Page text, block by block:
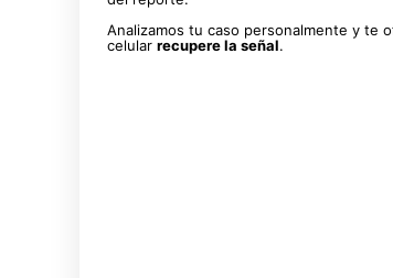
Analizamos tu caso personalmente y te
celular recupere la señal.